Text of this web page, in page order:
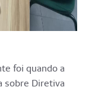
foi quando a
sobre Diretiva